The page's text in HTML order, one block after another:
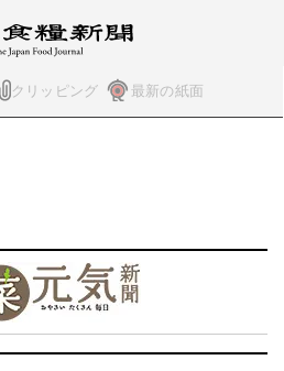
クリッピング 最新の紙面